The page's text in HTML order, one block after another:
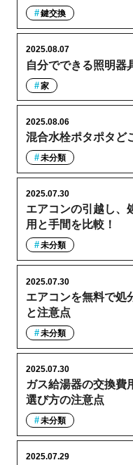
鍵交換
自分でできる照明器
2025.08.07
家
混合水栓ポタポタど
2025.08.06
未分類
エアコンの引越し、
用と手間を比較！
2025.07.30
未分類
エアコンを無料で処
と注意点
2025.07.30
未分類
ガス給湯器の交換費
選び方の注意点
2025.07.30
未分類
2025.07.29